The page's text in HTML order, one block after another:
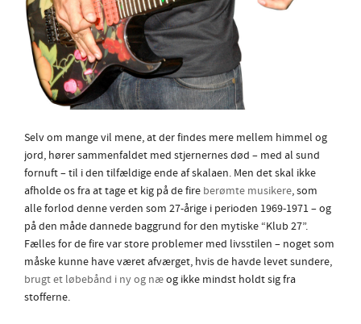
Selv om mange vil mene, at der findes mere mellem himmel og
jord, hører sammenfaldet med stjernernes død – med al sund
fornuft – til i den tilfældige ende af skalaen. Men det skal ikke
afholde os fra at tage et kig på de fire berømte musikere, som
alle forlod denne verden som 27-årige i perioden 1969-1971 – og
på den måde dannede baggrund for den mytiske “Klub 27”.
Fælles for de fire var store problemer med livsstilen – noget som
måske kunne have været afværget, hvis de havde levet sundere,
brugt et løbebånd i ny og næog ikke mindst holdt sig fra
stofferne.